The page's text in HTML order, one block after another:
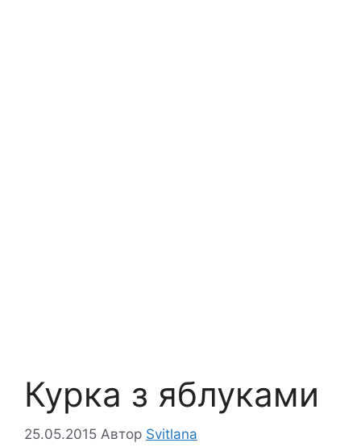
Курка з яблуками
25.05.2015 Автор Svitlana